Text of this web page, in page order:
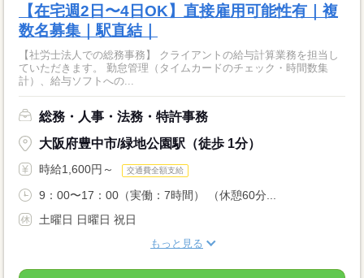
【在宅週2日〜4日OK】直接雇用可能性有｜複
数名募集｜駅直結｜
【社労士法人での総務事務】 クライアントの給与計算業務を担当し
ていただきます。 勤怠管理（タイムカードのチェック・時間数集
計）、給与ソフトへの...
総務・人事・法務・特許事務
大阪府豊中市/緑地公園駅（徒歩 1分）
時給1,600円～ 交通費全額支給
9：00〜17：00（実働：7時間） （休憩60分...
土曜日 日曜日 祝日
もっと見る